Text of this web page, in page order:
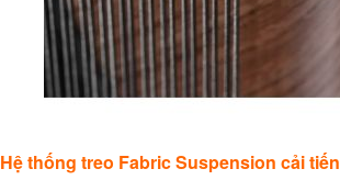
Hệ thống treo Fabric Suspension cải tiến